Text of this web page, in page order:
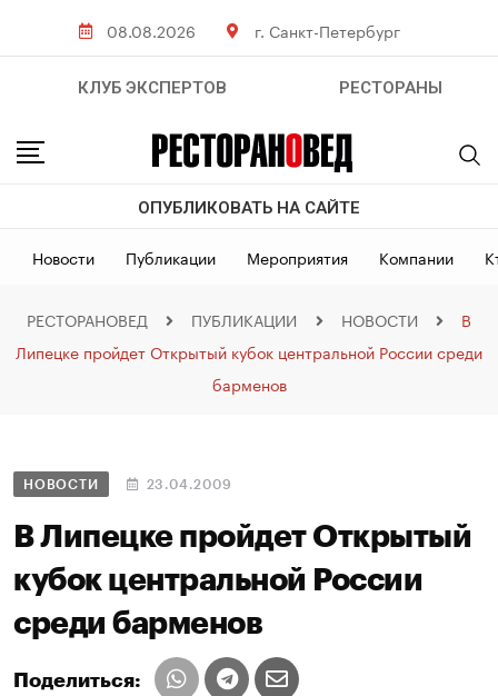
08.08.2026 г. Санкт-Петербург
КЛУБ ЭКСПЕРТОВ РЕСТОРАНЫ
ОПУБЛИКОВАТЬ НА САЙТЕ
Новости Публикации Мероприятия Компании
РЕСТОРАНОВЕД ПУБЛИКАЦИИ НОВОСТИ
В
Липецке пройдет Открытый кубок центральной России среди
барменов
НОВОСТИ 23.04.2009
В Липецке пройдет Открытый
кубок центральной России
среди барменов
Поделиться: